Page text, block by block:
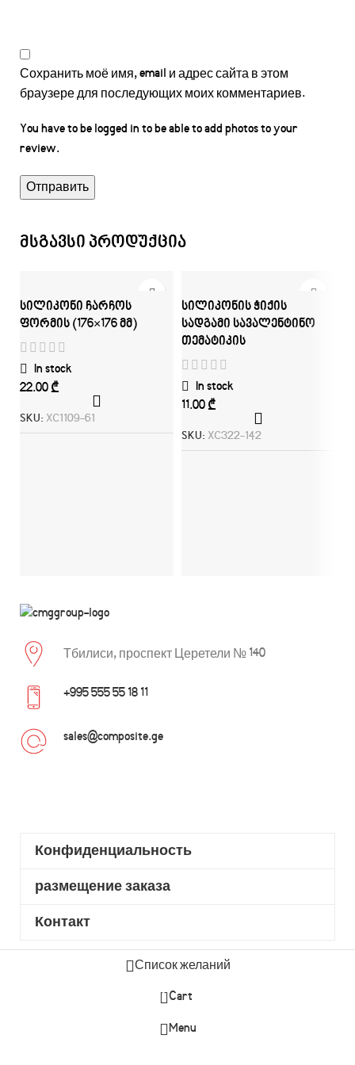
Сохранить моё имя, email и адрес сайта в этом
браузере для последующих моих комментариев.
You have to be logged in to be able to add photos to your
review.
მსგავსი პროდუქცია
სილიკონი ჩარჩოს
ფორმის (176×176 მმ)
In stock
₾
SKU: XC1109-61
სილიკონის ჭიქის
სადგამი სავალენტინო
თემატიკის
In stock
₾
SKU: XC322-142
Тбилиси, проспект Церетели № 140
+995 555 55 18 11
sales@composite.ge
Конфиденциальность
размещение заказа
Контакт
Список желаний
0 Cart
Menu